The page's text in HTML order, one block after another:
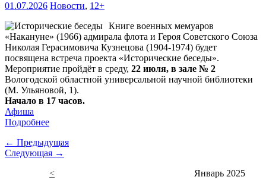
01.07.2026 Новости, 12+
Книге военных мемуаров
«Накануне» (1966) адмирала флота и Героя Советского Союза
Николая Герасимовича Кузнецова (1904-1974) будет
посвящена встреча проекта «Исторические беседы».
Мероприятие пройдёт в среду, 22 июля, в зале № 2
Вологодской областной универсальной научной библиотеки
(М. Ульяновой, 1).
Начало в 17 часов.
Афиша
Подробнее
← Предыдущая
Следующая →
<
Январь 2025